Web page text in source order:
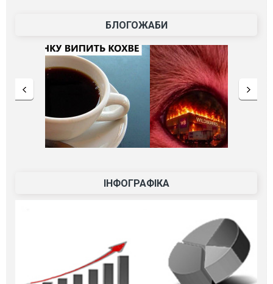
БЛОГОЖАБИ
ІНФОГРАФІКА